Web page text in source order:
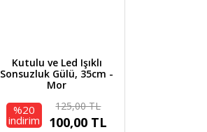
Kutulu ve Led Işıklı
Sonsuzluk Gülü, 35cm -
Mor
%20
indirim
125,00 TL
100,00 TL